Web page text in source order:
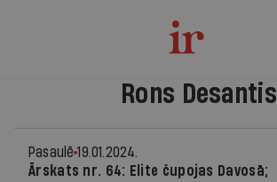
Rons Desantis
Pasaulē 19.01.2024.
Ārskats nr. 64: Elite čupojas Davosā;